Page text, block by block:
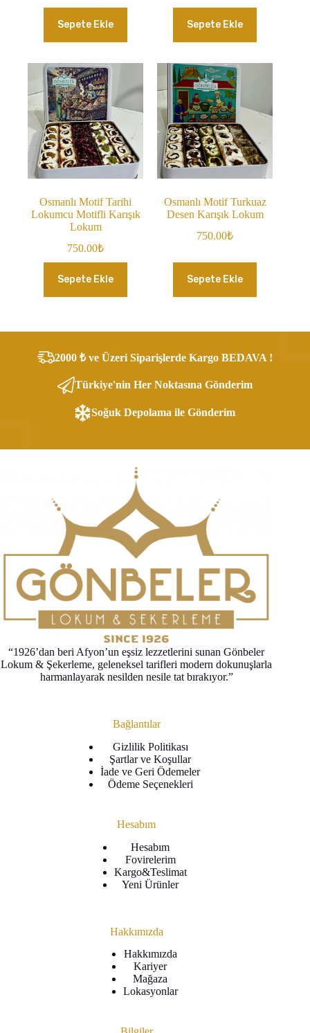
Sepete Ekle Sepete Ekle
Osmanlı Motif Tarihi
Lokumcu Motifli Karışık
Lokum
750.00₺
Sepete Ekle
Osmanlı Motif Turkuaz
Desen Karışık Lokum
750.00₺
Sepete Ekle
2000 ₺ ve Üzeri Siparişlerde Kargo BEDAVA !
Türkiye'nin Her Noktasına Gönderim
Soğuk Depolama ile Gönderim
“1926’dan beri Afyon’un eşsiz lezzetlerini sunan Gönbeler
Lokum & Şekerleme, geleneksel tarifleri modern dokunuşlarla
harmanlayarak nesilden nesile tat bırakıyor.”
Bağlantılar
Gizlilik Politikası
Şartlar ve Koşullar
İade ve Geri Ödemeler
Ödeme Seçenekleri
Hesabım
Hesabım
Fovirelerim
Kargo&Teslimat
Yeni Ürünler
Hakkımızda
Hakkımızda
Kariyer
Mağaza
Lokasyonlar